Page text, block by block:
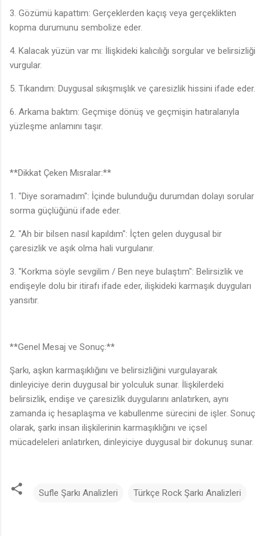
3. Gözümü kapattım: Gerçeklerden kaçış veya gerçeklikten
kopma durumunu sembolize eder.
4. Kalacak yüzün var mı: İlişkideki kalıcılığı sorgular ve belirsizliği
vurgular.
5. Tıkandım: Duygusal sıkışmışlık ve çaresizlik hissini ifade eder.
6. Arkama baktım: Geçmişe dönüş ve geçmişin hatıralarıyla
yüzleşme anlamını taşır.
**Dikkat Çeken Mısralar:**
1. "Diye soramadım": İçinde bulunduğu durumdan dolayı sorular
sorma güçlüğünü ifade eder.
2. "Ah bir bilsen nasıl kapıldım": İçten gelen duygusal bir
çaresizlik ve aşık olma hali vurgulanır.
3. "Korkma söyle sevgilim / Ben neye bulaştım": Belirsizlik ve
endişeyle dolu bir itirafı ifade eder, ilişkideki karmaşık duyguları
yansıtır.
**Genel Mesaj ve Sonuç:**
Şarkı, aşkın karmaşıklığını ve belirsizliğini vurgulayarak
dinleyiciye derin duygusal bir yolculuk sunar. İlişkilerdeki
belirsizlik, endişe ve çaresizlik duygularını anlatırken, aynı
zamanda iç hesaplaşma ve kabullenme sürecini de işler. Sonuç
olarak, şarkı insan ilişkilerinin karmaşıklığını ve içsel
mücadeleleri anlatırken, dinleyiciye duygusal bir dokunuş sunar.
Sufle Şarkı Analizleri Türkçe Rock Şarkı Analizleri